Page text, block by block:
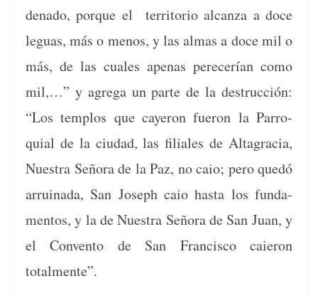
de­na­do, porque el ter­ri­to­rio alcan­za a doce
leguas, más o menos, y las almas a doce mil o
más, de las cuales ape­nas pere­cerían como
mil,…” y agre­ga un parte de la destruc­ción:
“Los tem­p­los que cayeron fueron la Par­ro­
quial de la ciu­dad, las fil­iales de Alt­a­gra­cia,
Nues­tra Seño­ra de la Paz, no caio; pero quedó
arru­ina­da, San Joseph caio has­ta los fun­da­
men­tos, y la de Nues­tra Seño­ra de San Juan, y
el Con­ven­to de San Fran­cis­co caieron
totalmente”.